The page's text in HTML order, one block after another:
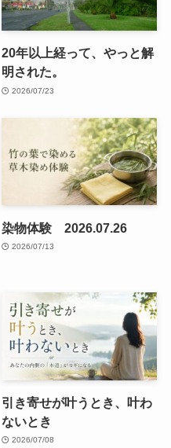
20年以上経って、やっと解
明された。
2026/07/23
染物体験 2026.07.26
2026/07/13
引き寄せが叶うとき、叶わ
ないとき
2026/07/08